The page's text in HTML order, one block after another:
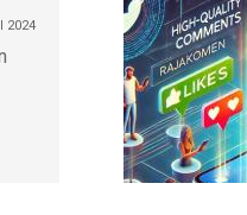
2024